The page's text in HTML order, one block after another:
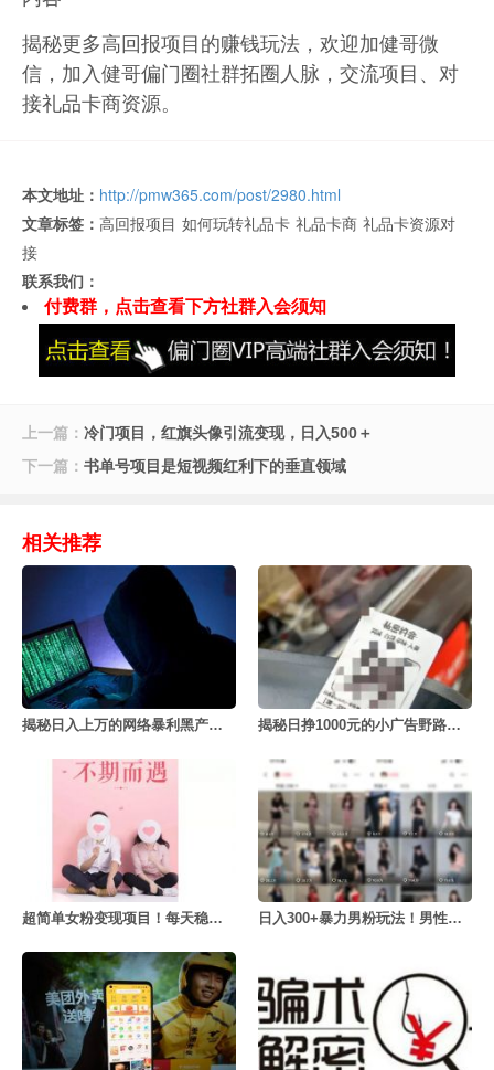
揭秘更多高回报项目的赚钱玩法，欢迎加健哥微
信，加入健哥偏门圈社群拓圈人脉，交流项目、对
接礼品卡商资源。
本文地址： http://pmw365.com/post/2980.html
文章标签： 高回报项目 如何玩转礼品卡 礼品卡商 礼品卡资源对
接
联系我们：
付费群，点击查看下方社群入会须知
上一篇： 冷门项目，红旗头像引流变现，日入500＋
下一篇： 书单号项目是短视频红利下的垂直领域
相关推荐
揭秘日入上万的网络暴利黑产号商项目 揭秘日挣1000元的小广告野路子项目
超简单女粉变现项目！每天稳定500+ 日入300+暴力男粉玩法！男性私域暴力变现